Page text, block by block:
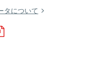
タについて